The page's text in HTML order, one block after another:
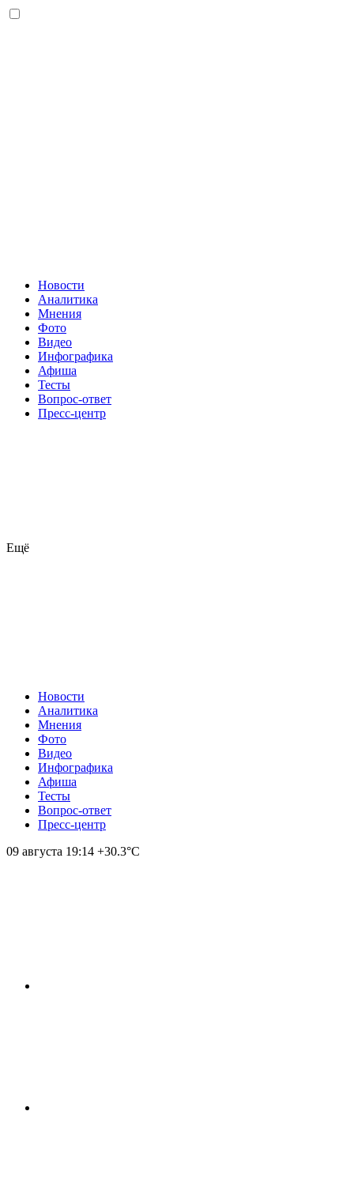
Новости
Аналитика
Мнения
Фото
Видео
Инфографика
Афиша
Тесты
Вопрос-ответ
Пресс-центр
Ещё
Новости
Аналитика
Мнения
Фото
Видео
Инфографика
Афиша
Тесты
Вопрос-ответ
Пресс-центр
09 августа 19:14 +30.3°С